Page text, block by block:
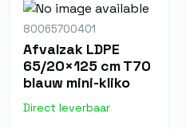
80065700401
Afvalzak LDPE
65/20×125 cm T70
blauw mini-kliko
Direct leverbaar